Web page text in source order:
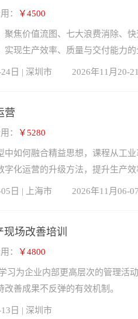
： ￥4500
聚焦价值流图、七大浪费消除、
实现生产效率、质量与交付能力
日 | 深圳市 2026年11月20-
营
： ￥5280
中如何融合精益思想，课程从工
字化运营的升级方法，提升生产
日 | 上海市 2026年11月06-
场改善培训
： ￥4800
习为企业内部更高层次的管理活
善成果不反弹的有效机制。
日 | 深圳市